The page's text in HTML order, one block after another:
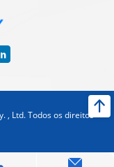
, Ltd. Todos os direitos